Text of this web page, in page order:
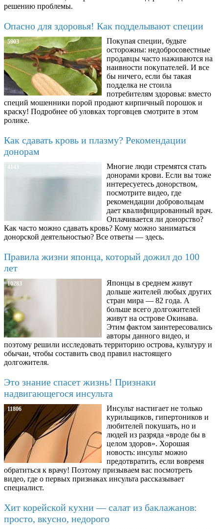
решению проблемы.
Опасно для здоровья! Как подделывают специи
5903
Покупая специи, будьте
осторожны: недобросовестные
продавцы часто наживаются на
наивности покупателей. И все
бы ничего, если бы такая
подделка не стоила
потребителям здоровья: вместо
специй мошенники порой продают кирпичный порошок и
краску! Подробнее об уловках торговцев смотрите в этом
ролике.
Как сдавать кровь и плазму? Рекомендации
донорам
4143
Многие люди стремятся стать
донорами крови. Если вы тоже
интересуетесь донорством,
посмотрите видео, где
рекомендации добровольцам
дает квалифицированный врач.
Оплачивается ли донорство?
Как часто можно сдавать кровь? Кому можно заниматься
донорской деятельностью? Все ответы — здесь.
Правила жизни японца, который дожил до 100
лет
10283
Японцы в среднем живут
дольше жителей любых других
стран мира — 82 года. А
больше всего долгожителей
живут на острове Окинава.
Этим фактом заинтересовались
авторы данного видео, и
поэтому решили исследовать территорию острова, культуру и
обычаи, чтобы составить свод правил настоящего
долгожителя.
Это знание спасет жизнь! Признаки
надвигающегося инсульта
11806
Инсульт настигает не только
курильщиков, гипертоников и
любителей покушать, но и
людей из разряда «вроде бы в
целом здоров». Хорошая
новость: инсульт можно
предотвратить, если вовремя
обратиться к врачу! Поэтому призываем вас посмотреть
видео, где о первых признаках инсульта рассказывает
специалист.
Хит корейской кухни — салат из баклажанов:
просто, вкусно, недорого